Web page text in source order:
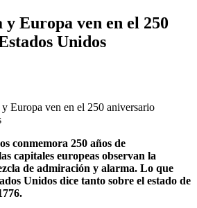
Europa ven en el 250
Unidos
conmemora 250 años de
capitales europeas observan la
de admiración y alarma. Lo que
Unidos dice tanto sobre el estado de